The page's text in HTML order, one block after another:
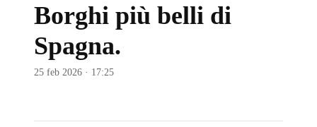
Borghi più belli di
Spagna.
25 feb 2026 · 17:25